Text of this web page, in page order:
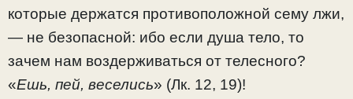
которые держатся противоположной сему лжи,
— не безопасной: ибо если душа тело, то
зачем нам воздерживаться от телесного?
«Ешь, пей, веселись» (Лк. 12, 19)!